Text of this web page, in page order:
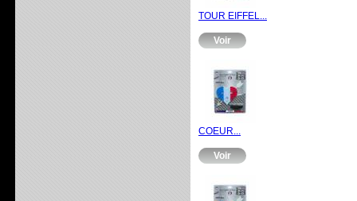
TOUR EIFFEL...
Voir
COEUR...
Voir